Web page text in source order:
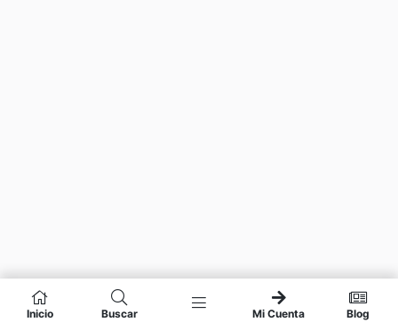
Inicio Buscar Mi Cuenta Blog